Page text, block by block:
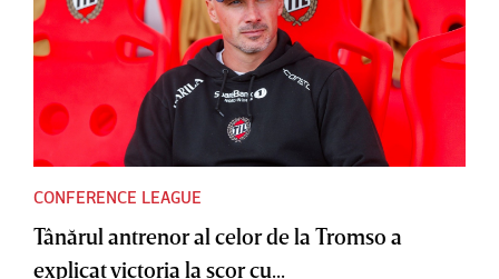
CONFERENCE LEAGUE
Tânărul antrenor al celor de la Tromso a
explicat victoria la scor cu...